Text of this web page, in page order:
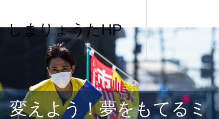
しまりょうたHP
変えよう！夢をもてるミ